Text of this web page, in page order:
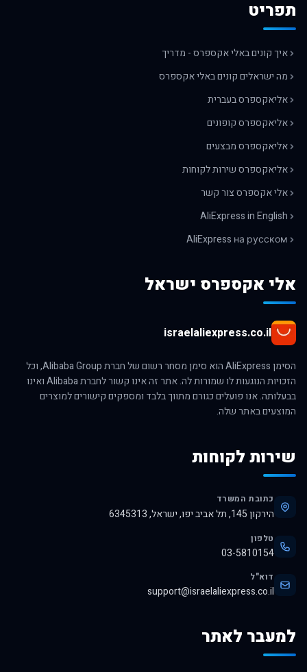
תפריט
איך קונים באלי אקספרס - מדריך
מה ישראלים קונים באלי אקספרס
אליאקספרס בעברית
אליאקספרס קופונים
אליאקספרס מבצעים
אליאקספרס שירות לקוחות
אלי אקספרס צור קשר
AliExpress in English
AliExpress на русском
אלי אקספרס ישראל
israelaliexpress.co.il
הסימן AliExpress הוא סימן מסחר רשום של חברת Alibaba Group, וכל
הזכויות הנוגעות לו שמורות לה. אתר זה אינו קשור לחברת Alibaba ואינו
בבעלותה. אנו פועלים כגורם מתווך בלבד ומספקים קישורים למוצרים
המוצעים באתר שלה.
שירות לקוחות
כתובת המשרד
הירקון 145, תל אביב יפו, ישראל, 6345313
טלפון
03-5810154
דוא"ל
support@israelaliexpress.co.il
למעבר לאתר
לרכישה באלי אקספרס